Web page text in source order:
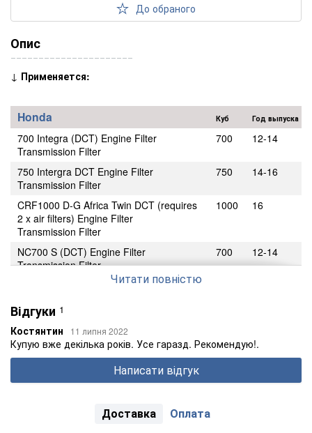
До обраного
Опис
‾‾‾‾‾‾‾‾‾‾‾‾‾‾‾‾‾‾‾‾‾‾
↓ Применяется:
Honda Куб Год выпуска
700 Integra (DCT) Engine Filter
Transmission Filter
700 12-14
750 Intergra DCT Engine Filter
Transmission Filter
750 14-16
CRF1000 D-G Africa Twin DCT (requires
2 x air filters) Engine Filter
Transmission Filter
1000 16
NC700 S (DCT) Engine Filter
Transmission Filter
700 12-14
NC750 S DCT Engine Filter
NC750 X DCT Engine Filter
Transmission Filter
SXS1000 Pioneer 1000 M3 1st Oil Filter
1000 16
SXS1000 Pioneer 1000 M5P 1st Oil Filter
1000 16
Читати повністю
Відгуки 1
Костянтин 11 липня 2022
Купую вже декілька років. Усе гаразд. Рекомендую!.
Написати відгук
Доставка Оплата